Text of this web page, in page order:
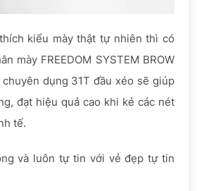
kiểu mày thật tự nhiên thì có
mày FREEDOM SYSTEM BROW
chuyên dụng 31T đầu xéo sẽ giúp
đạt hiệu quả cao khi kẻ các nét
tế.
và luôn tự tin với vẻ đẹp tự tin